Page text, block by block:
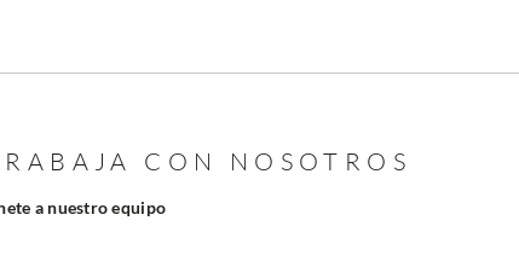
CON NOSOTROS
a nuestro equipo